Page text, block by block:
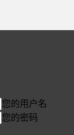
您的用户名
您的密码